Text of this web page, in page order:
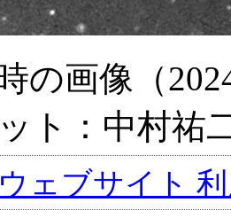
画像（2024
ト：中村祐
ウェブサイト